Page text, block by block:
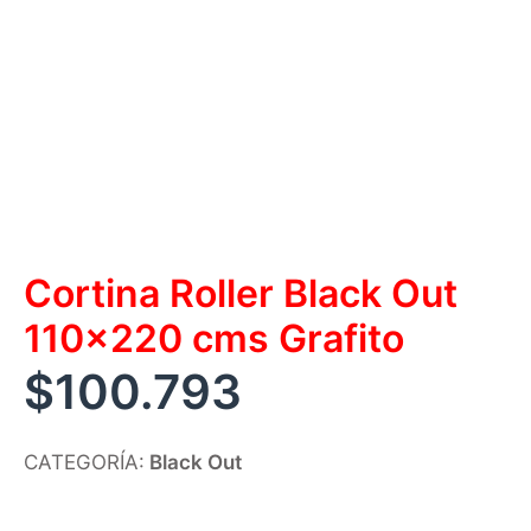
Cortina Roller Black Out
110×220 cms Grafito
$100.793
CATEGORÍA: Black Out